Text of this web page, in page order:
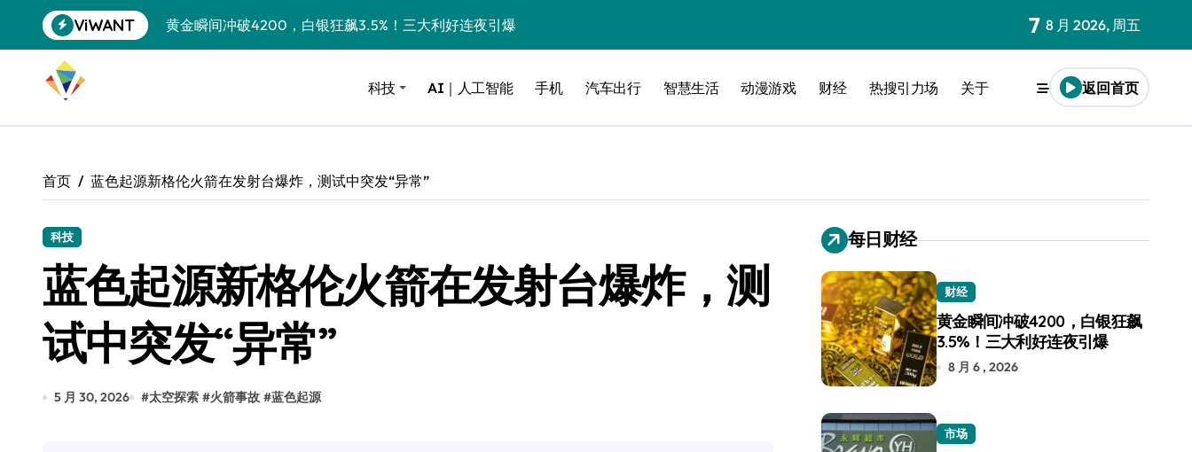
到
ViWANT
黄金瞬间冲破4200，白银狂飙3.5%！三大利好连夜引爆
Peloton 新车实测：屏幕能转、风扇怼脸，但最狠的是那个机械音
Xbox七月大崩盘：裁员3200、卖工作室、网络瘫了，微软这次真急了
谷歌DeepMind创始人辞去CEO，但继续“垂帘听政”？
400层堆叠、性能翻倍 三星把最新存储技术给了AI
召回X9、合作大众遇冷、高端梦碎：小鹏的“多事之夏”
比Model 3便宜？不，比Model 3有面儿——试驾雷克萨斯ES 500e
7 8 月 2026, 周五
科技 AI｜人工智能 手机 汽车出行 智慧生活 动漫游戏 财经 热搜引力场 关于 返回首页
首页 蓝色起源新格伦火箭在发射台爆炸，测试中突发“异常”
科技
蓝色起源新格伦火箭在发射台爆炸，测
试中突发“异常”
5 月 30, 2026 #太空探索 #火箭事故 #蓝色起源
每日财经
财经
黄金瞬间冲破4200，白银狂飙
3.5%！三大利好连夜引爆
8 月 6 , 2026
市场